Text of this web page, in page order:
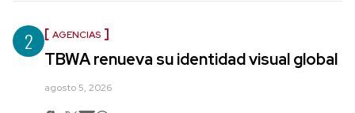
2 AGENCIAS
TBWA renueva su identidad visual global
agosto 5, 2026